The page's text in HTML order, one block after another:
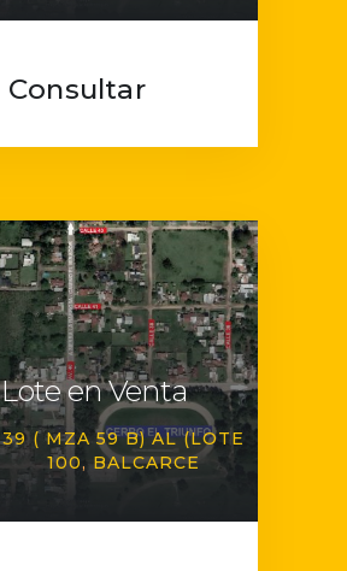
Consultar
Lote en Venta
39 ( MZA 59 B) AL (LOTE
100
BALCARCE